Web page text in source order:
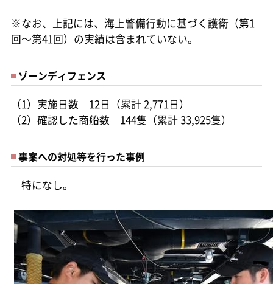
※なお、上記には、海上警備行動に基づく護衛（第1
回～第41回）の実績は含まれていない。
ゾーンディフェンス
（1）実施日数 12日（累計 2,771日）
（2）確認した商船数 144隻（累計 33,925隻）
事案への対処等を行った事例
特になし。